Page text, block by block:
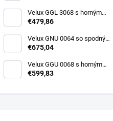
Velux GGL 3068 s horným
ovládaním
€479,86
Velux GNU 0064 so spodným
ovládaním
€675,04
Velux GGU 0068 s horným
ovládaním
€599,83